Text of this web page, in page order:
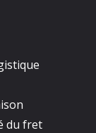
du fret